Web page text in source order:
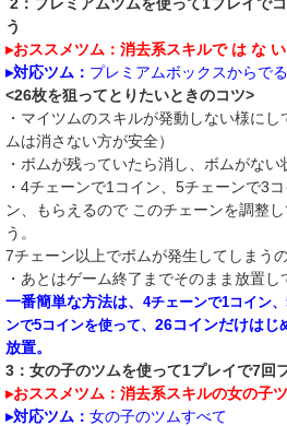
う
▸おススメツム：消去系スキルで は な
▸対応ツム： プレミアムボックスからで
<26枚を狙ってとりたいときのコツ>
・マイツムのスキルが発動しない様に
ムは消さない方が安全）
・ボムが残っていたら消し、ボムがない
・4チェーンで1コイン、5チェーンで3
ン、もらえるので このチェーンを調整
う。
7チェーン以上でボムが発生してしまうの
・あとはゲーム終了までそのまま放置し
一番簡単な方法は、 4チェーンで1コイン
ンで5コインを使って、 26コインだけはじ
放置。
3：女の子のツムを使って1プレイで7回
▸おススメツム：消去系スキルの女の子
▸対応ツム： 女の子のツムすべて